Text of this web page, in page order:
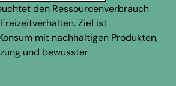
den Ressourcenverbrauch
Ziel ist
mit nachhaltigen Produkten,
und bewusster